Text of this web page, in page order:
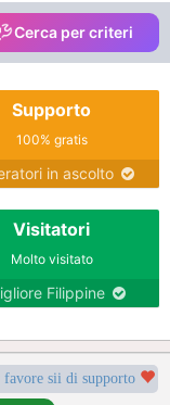
Cerca per criteri
Supporto
100% gratis
in ascolto
Visitatori
Molto visitato
Filippine
sii di supporto